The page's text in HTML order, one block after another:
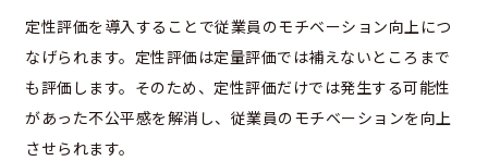
定性評価を導入することで従業員のモチベーション向上につ
なげられます。定性評価は定量評価では補えないところまで
も評価します。そのため、定性評価だけでは発生する可能性
があった不公平感を解消し、従業員のモチベーションを向上
させられます。